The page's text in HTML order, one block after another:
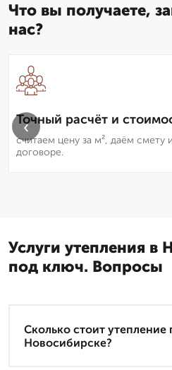
Что вы получаете,
нас?
Точный расчёт и
считаем цену за м², даём смету
договоре.
‹
Услуги утепления в
под ключ. Вопросы
Сколько стоит утепление
Новосибирске?